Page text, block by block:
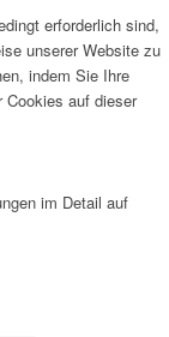
erforderlich sind,
unserer Website zu
indem Sie Ihre
Cookies auf dieser
im Detail auf